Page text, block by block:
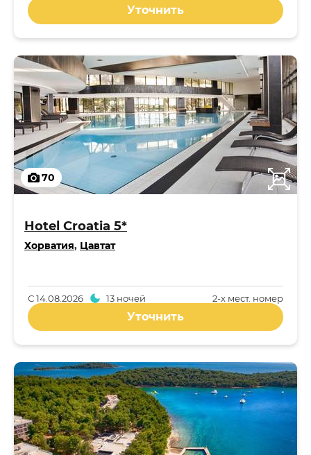
Уточнить
70
Hotel Croatia 5*
Хорватия, Цавтат
2-x мест. номер
С14.08.2026 13 ночей
Уточнить